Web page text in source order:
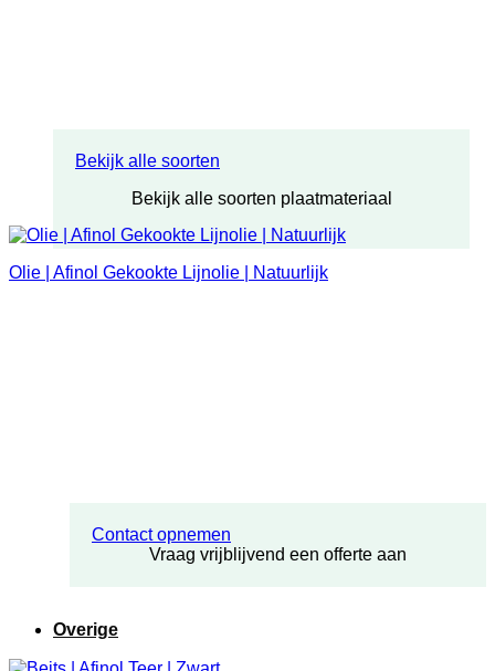
Bekijk alle soorten
Bekijk alle soorten plaatmateriaal
Contact opnemen
Vraag vrijblijvend een offerte aan
Overige
Olie | Afinol Gekookte Lijnolie | Natuurlijk